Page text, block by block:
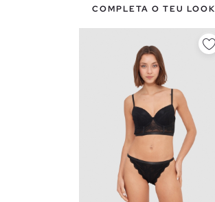
COMPLETA O TEU LOOK